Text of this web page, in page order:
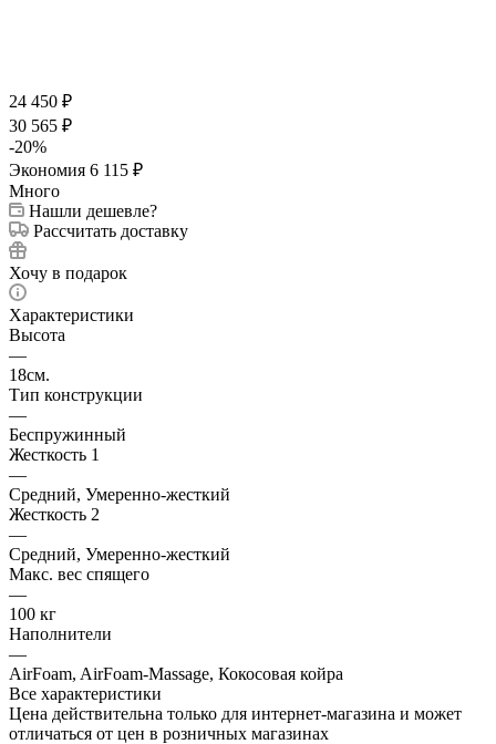
24 450 ₽
30 565 ₽
-20%
Экономия 6 115 ₽
Много
Нашли дешевле?
Рассчитать доставку
Хочу в подарок
Характеристики
Высота
—
18см.
Тип конструкции
—
Беспружинный
Жесткость 1
—
Средний, Умеренно-жесткий
Жесткость 2
—
Средний, Умеренно-жесткий
Макс. вес спящего
—
100 кг
Наполнители
—
AirFoam, AirFoam-Massage, Кокосовая койра
Все характеристики
Цена действительна только для интернет-магазина и может
отличаться от цен в розничных магазинах